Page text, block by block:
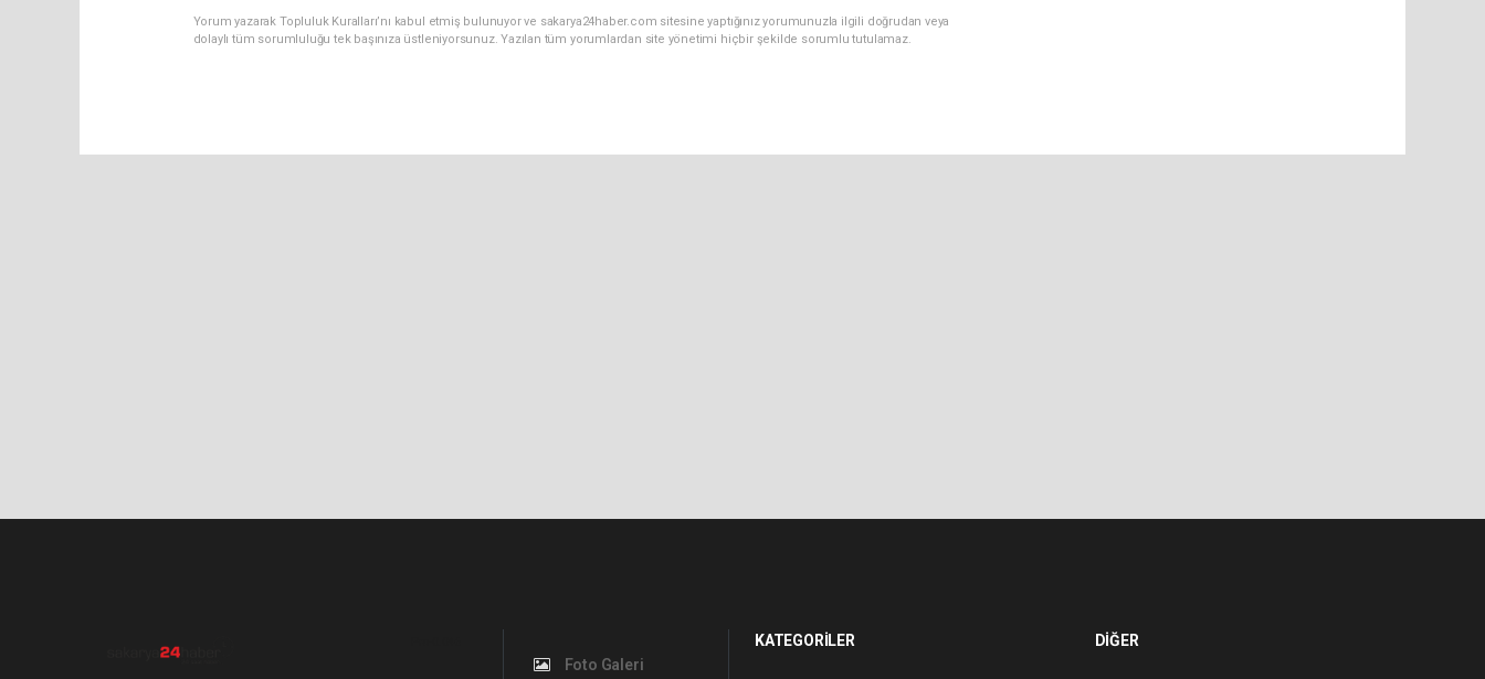
Yorum yazarak Topluluk Kuralları’nı kabul etmiş bulunuyor ve sakarya24haber.com sitesine yaptığınız yorumunuzla ilgili doğrudan veya
dolaylı tüm sorumluluğu tek başınıza üstleniyorsunuz. Yazılan tüm yorumlardan site yönetimi hiçbir şekilde sorumlu tutulamaz.
Foto Galeri
KATEGORİLER DİĞER